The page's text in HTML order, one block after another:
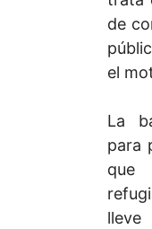
de
el
La
para
que